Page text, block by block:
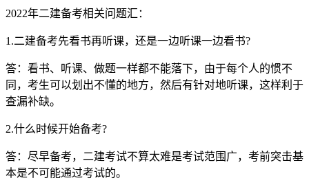
2022年二建备考相关问题汇：
1.二建备考先看书再听课，还是一边听课一边看书?
答：看书、听课、做题一样都不能落下，由于每个人的惯不
同，考生可以划出不懂的地方，然后有针对地听课，这样利于
查漏补缺。
2.什么时候开始备考?
答：尽早备考，二建考试不算太难是考试范围广，考前突击基
本是不可能通过考试的。